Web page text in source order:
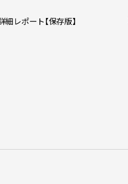
レポート【保存版】